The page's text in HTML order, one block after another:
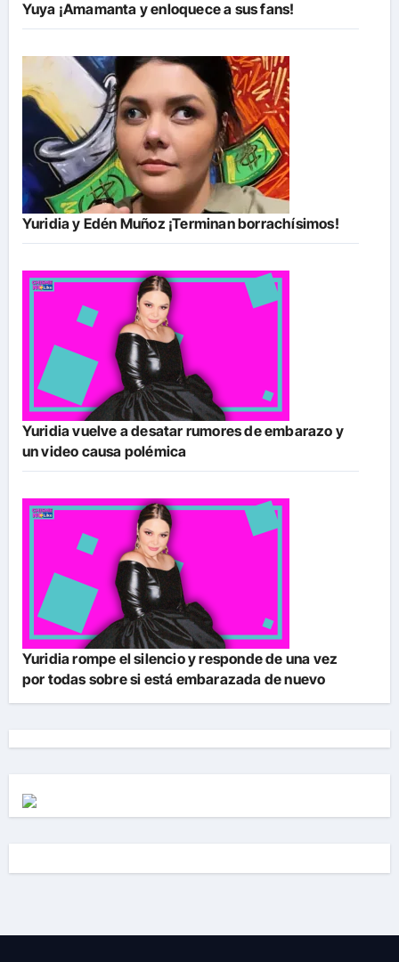
Yuya ¡Amamanta y enloquece a sus fans!
Yuridia y Edén Muñoz ¡Terminan borrachísimos!
Yuridia vuelve a desatar rumores de embarazo y
un video causa polémica
Yuridia rompe el silencio y responde de una vez
por todas sobre si está embarazada de nuevo